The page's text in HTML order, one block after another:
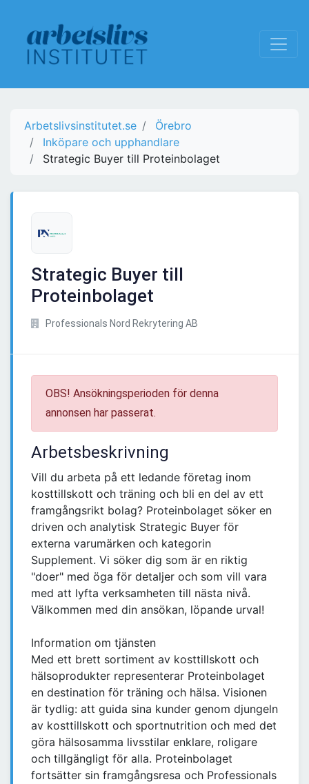
Arbetslivsinstitutet.se
Örebro
Inköpare och upphandlare
Strategic Buyer till Proteinbolaget
Strategic Buyer till
Proteinbolaget
Professionals Nord Rekrytering AB
OBS! Ansökningsperioden för denna
annonsen har passerat.
Arbetsbeskrivning
Vill du arbeta på ett ledande företag inom
kosttillskott och träning och bli en del av ett
framgångsrikt bolag? Proteinbolaget söker en
driven och analytisk Strategic Buyer för
externa varumärken och kategorin
Supplement. Vi söker dig som är en riktig
"doer" med öga för detaljer och som vill vara
med att lyfta verksamheten till nästa nivå.
Välkommen med din ansökan, löpande urval!
Information om tjänsten
Med ett brett sortiment av kosttillskott och
hälsoprodukter representerar Proteinbolaget
en destination för träning och hälsa. Visionen
är tydlig: att guida sina kunder genom djungeln
av kosttillskott och sportnutrition och med det
göra hälsosamma livsstilar enklare, roligare
och tillgängligt för alla. Proteinbolaget
fortsätter sin framgångsresa och Professionals